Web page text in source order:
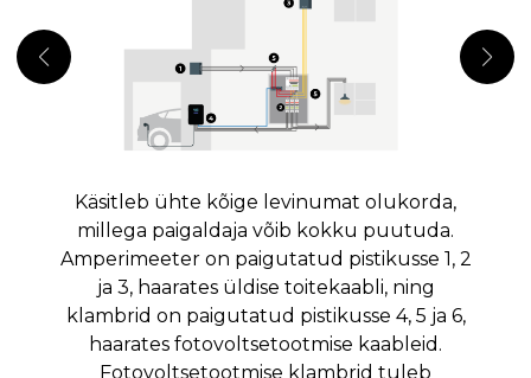
Käsitleb ühte kõige levinumat olukorda,
millega paigaldaja võib kokku puutuda.
Amperimeeter on paigutatud pistikusse 1, 2
ja 3, haarates üldise toitekaabli, ning
klambrid on paigutatud pistikusse 4, 5 ja 6,
haarates fotovoltsetootmise kaableid.
Fotovoltsetootmise klambrid tuleb